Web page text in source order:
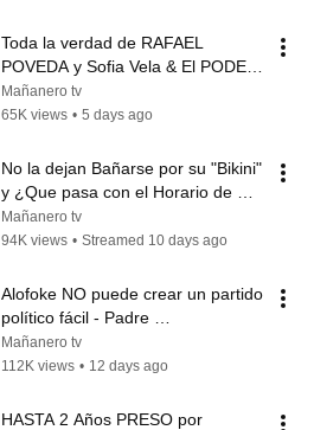
Toda la verdad de RAFAEL
POVEDA y Sofia Vela & El PODER
de las PROPINAS | Luisín Jiménez
Mañanero tv
65K views • 5 days ago
No la dejan Bañarse por su "Bikini"
y ¿Que pasa con el Horario de
Bebidas? - Luisin Jiménez en Vivo
Mañanero tv
94K views • Streamed 10 days ago
Alofoke NO puede crear un partido
político fácil - Padre
RESPONSABLE vs.
COMPLACIENTE - Luisin
Mañanero tv
112K views • 12 days ago
HASTA 2 Años PRESO por